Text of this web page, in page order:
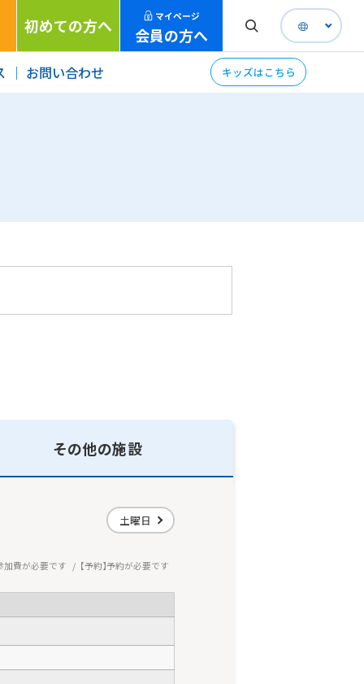
初めての方へ マイページ
会員の方へ
お問い合わせ キッズはこちら
その他の施設
土曜日
加費が必要です 予約 予約が必要です